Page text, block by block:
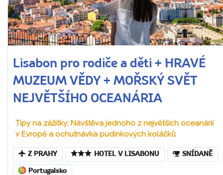
Lisabon pro rodiče a děti + HRAVÉ
MUZEUM VĚDY + MOŘSKÝ SVĚT
NEJVĚTŠÍHO OCEANÁRIA
Tipy na zážitky: Návštěva jednoho z největších oceanárií
v Evropě a ochutnávka pudinkových koláčků
Z PRAHY HOTEL V LISABONU SNÍDANĚ
Portugalsko